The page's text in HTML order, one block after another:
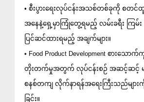
• စီးပွားရေးလုပ်ငန်းအသစ်တစ်ခုကို စတ
အနေနဲ့ရှေ့မှာကြုံတွေ့ရမည့် လမ်းခရီး ကြ
ပြင်ဆင်ထားရမည့် အချက်များ။
• Food Product Development စားသောက်
တိုးတက်မှုအတွက် လုပ်ငန်းစဉ် အဆင့်ဆင့် မျ
စနစ်တကျ လိုက်နာရန်အရေးကြီးသည်များ
ခြင်း။